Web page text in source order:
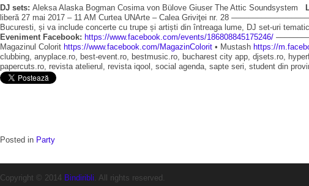
DJ sets: Aleksa Alaska Bogman Cosima von Bülove Giuser The Attic Soundsystem
liberă 27 mai 2017 – 11 AM Curtea UNArte – Calea Griviţei nr. 28
Bucuresti, și va include concerte cu trupe și artiști din întreaga lume, DJ set-uri
Eveniment Facebook: https://www.facebook.com/events/186808845175246/
Magazinul Colorit https://www.facebook.com/MagazinColorit • Mustash https://
clubbing, anyplace.ro, best-event.ro, bestmusic.ro, bucharest city app, djsets.ro,
papercuts.ro, revista atelierul, revista iqool, social agenda, sapte seri, student din
Posted in Party
Copyright © 2014 Bindiribli . All rights reserved.